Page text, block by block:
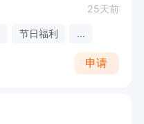
25天前
节日福利 ...
申请